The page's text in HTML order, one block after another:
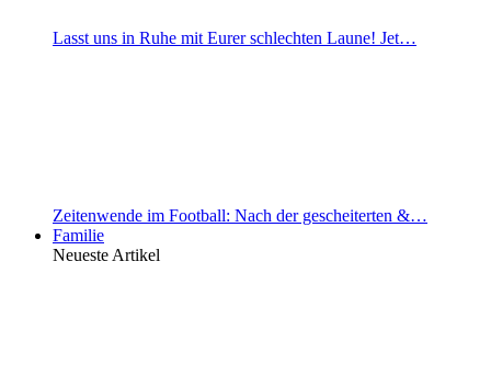
Lasst uns in Ruhe mit Eurer schlechten Laune! Jet…
Zeitenwende im Football: Nach der gescheiterten &…
Familie
Neueste Artikel